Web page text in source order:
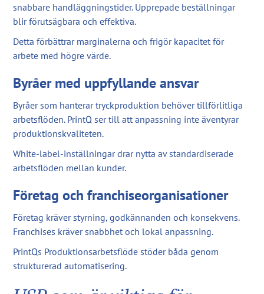
snabbare handläggningstider. Upprepade beställningar
blir förutsägbara och effektiva.
Detta förbättrar marginalerna och frigör kapacitet för
arbete med högre värde.
Byråer med uppfyllande ansvar
Byråer som hanterar tryckproduktion behöver tillförlitliga
arbetsflöden. PrintQ ser till att anpassning inte äventyrar
produktionskvaliteten.
White-label-inställningar drar nytta av standardiserade
arbetsflöden mellan kunder.
Företag och franchiseorganisationer
Företag kräver styrning, godkännanden och konsekvens.
Franchises kräver snabbhet och lokal anpassning.
PrintQs Produktionsarbetsflöde stöder båda genom
strukturerad automatisering.